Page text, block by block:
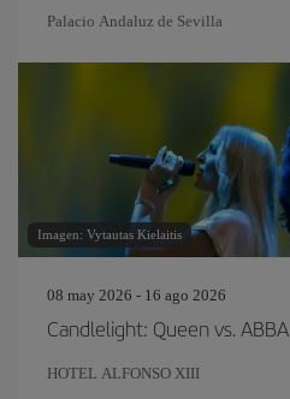
Palacio Andaluz de Sevilla
Imagen: Vytautas Kielaitis
08 may 2026 - 16 ago 2026
Candlelight: Queen vs. ABBA
HOTEL ALFONSO XIII